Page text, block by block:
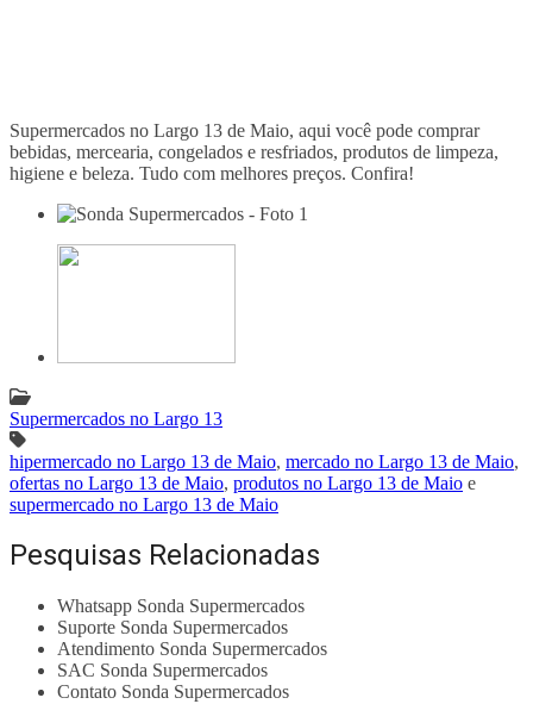
Supermercados no Largo 13 de Maio, aqui você pode comprar
bebidas, mercearia, congelados e resfriados, produtos de limpeza,
higiene e beleza. Tudo com melhores preços. Confira!
Supermercados no Largo 13
hipermercado no Largo 13 de Maio, mercado no Largo 13 de Maio,
ofertas no Largo 13 de Maio, produtos no Largo 13 de Maio e
supermercado no Largo 13 de Maio
Pesquisas Relacionadas
Whatsapp Sonda Supermercados
Suporte Sonda Supermercados
Atendimento Sonda Supermercados
SAC Sonda Supermercados
Contato Sonda Supermercados